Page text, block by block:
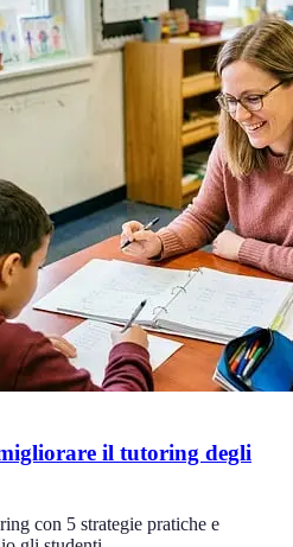
il tutoring degli
con 5 strategie pratiche e